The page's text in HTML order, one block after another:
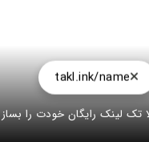
takl.ink/name
تک لینک رایگان خودت را بساز